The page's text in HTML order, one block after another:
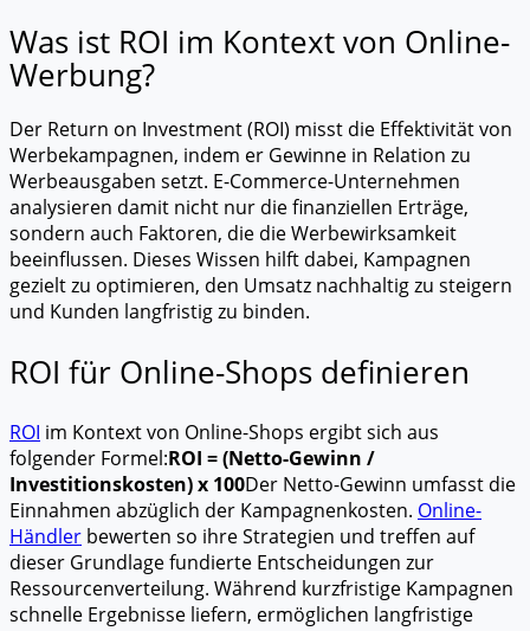
Was ist ROI im Kontext von Online-
Werbung?
Der Return on Investment (ROI) misst die Effektivität von
Werbekampagnen, indem er Gewinne in Relation zu
Werbeausgaben setzt. E-Commerce-Unternehmen
analysieren damit nicht nur die finanziellen Erträge,
sondern auch Faktoren, die die Werbewirksamkeit
beeinflussen. Dieses Wissen hilft dabei, Kampagnen
gezielt zu optimieren, den Umsatz nachhaltig zu steigern
und Kunden langfristig zu binden.
ROI für Online-Shops definieren
ROI im Kontext von Online-Shops ergibt sich aus
folgender Formel:ROI = (Netto-Gewinn /
Investitionskosten) x 100Der Netto-Gewinn umfasst die
Einnahmen abzüglich der Kampagnenkosten. Online-
Händler bewerten so ihre Strategien und treffen auf
dieser Grundlage fundierte Entscheidungen zur
Ressourcenverteilung. Während kurzfristige Kampagnen
schnelle Ergebnisse liefern, ermöglichen langfristige